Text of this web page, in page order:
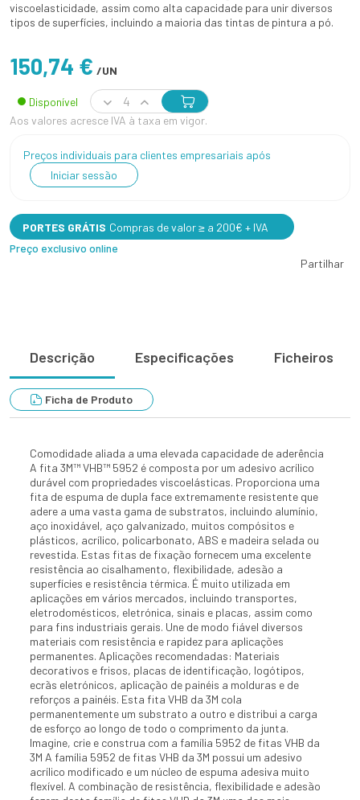
viscoelasticidade, assim como alta capacidade para unir diversos
tipos de superfícies, incluindo a maioria das tintas de pintura a pó.
150,74 € /UN
Disponível
Aos valores acresce IVA à taxa em vigor.
Preços individuais para clientes empresariais após
Iniciar sessão
PORTES GRÁTIS Compras de valor ≥ a 200€ + IVA
Preço exclusivo online
Partilhar
Descrição Especificações Ficheiros
Ficha de Produto
Comodidade aliada a uma elevada capacidade de aderência
A fita 3M™ VHB™ 5952 é composta por um adesivo acrílico
durável com propriedades viscoelásticas. Proporciona uma
fita de espuma de dupla face extremamente resistente que
adere a uma vasta gama de substratos, incluindo alumínio,
aço inoxidável, aço galvanizado, muitos compósitos e
plásticos, acrílico, policarbonato, ABS e madeira selada ou
revestida. Estas fitas de fixação fornecem uma excelente
resistência ao cisalhamento, flexibilidade, adesão a
superfícies e resistência térmica. É muito utilizada em
aplicações em vários mercados, incluindo transportes,
eletrodomésticos, eletrónica, sinais e placas, assim como
para fins industriais gerais. Une de modo fiável diversos
materiais com resistência e rapidez para aplicações
permanentes. Aplicações recomendadas: Materiais
decorativos e frisos, placas de identificação, logótipos,
ecrãs eletrónicos, aplicação de painéis a molduras e de
reforços a painéis. Esta fita VHB da 3M cola
permanentemente um substrato a outro e distribui a carga
de esforço ao longo de todo o comprimento da junta.
Imagine, crie e construa com a família 5952 de fitas VHB da
3M A família 5952 de fitas VHB da 3M possui um adesivo
acrílico modificado e um núcleo de espuma adesiva muito
flexível. A combinação de resistência, flexibilidade e adesão